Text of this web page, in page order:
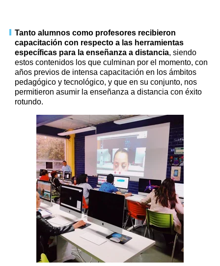
Tanto alumnos como profesores recibieron
capacitación con respecto a las herramientas
específicas para la enseñanza a distancia, siendo
estos contenidos los que culminan por el momento, con
años previos de intensa capacitación en los ámbitos
pedagógico y tecnológico, y que en su conjunto, nos
permitieron asumir la enseñanza a distancia con éxito
rotundo.